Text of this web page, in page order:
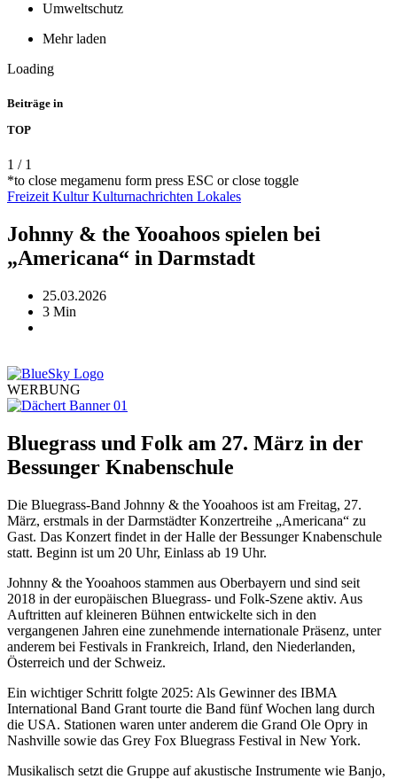
Umweltschutz
Mehr laden
Loading
Beiträge in
TOP
1 / 1
*to close megamenu form press ESC or close toggle
Freizeit KulturKulturnachrichten Lokales
Johnny & the Yooahoos spielen bei
„Americana“ in Darmstadt
25.03.2026
3 Min
WERBUNG
Bluegrass und Folk am 27. März in der
Bessunger Knabenschule
Die Bluegrass-Band Johnny & the Yooahoos ist am Freitag, 27.
März, erstmals in der Darmstädter Konzertreihe „Americana“ zu
Gast. Das Konzert findet in der Halle der Bessunger Knabenschule
statt. Beginn ist um 20 Uhr, Einlass ab 19 Uhr.
Johnny & the Yooahoos stammen aus Oberbayern und sind seit
2018 in der europäischen Bluegrass- und Folk-Szene aktiv. Aus
Auftritten auf kleineren Bühnen entwickelte sich in den
vergangenen Jahren eine zunehmende internationale Präsenz, unter
anderem bei Festivals in Frankreich, Irland, den Niederlanden,
Österreich und der Schweiz.
Ein wichtiger Schritt folgte 2025: Als Gewinner des IBMA
International Band Grant tourte die Band fünf Wochen lang durch
die USA. Stationen waren unter anderem die Grand Ole Opry in
Nashville sowie das Grey Fox Bluegrass Festival in New York.
Musikalisch setzt die Gruppe auf akustische Instrumente wie Banjo,